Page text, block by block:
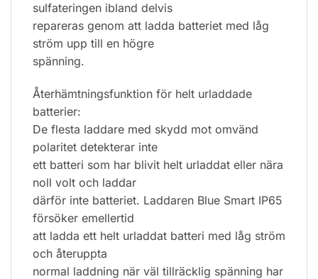
sulfateringen ibland delvis
repareras genom att ladda batteriet med låg
ström upp till en högre
spänning.
Återhämtningsfunktion för helt urladdade
batterier:
De flesta laddare med skydd mot omvänd
polaritet detekterar inte
ett batteri som har blivit helt urladdat eller nära
noll volt och laddar
därför inte batteriet. Laddaren Blue Smart IP65
försöker emellertid
att ladda ett helt urladdat batteri med låg ström
och återuppta
normal laddning när väl tillräcklig spänning har